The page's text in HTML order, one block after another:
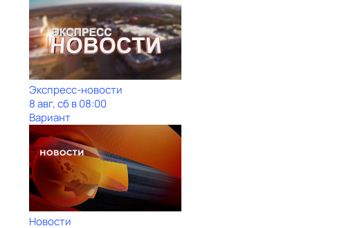
Экспресс-новости
8 авг, сб в 08:00
Вариант
Новости